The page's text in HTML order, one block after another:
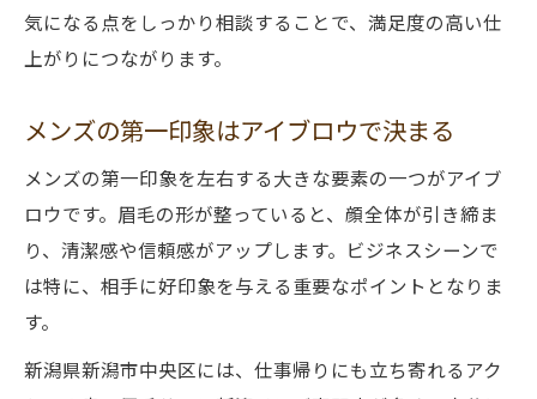
気になる点をしっかり相談することで、満足度の高い仕
上がりにつながります。
メンズの第一印象はアイブロウで決まる
メンズの第一印象を左右する大きな要素の一つがアイブ
ロウです。眉毛の形が整っていると、顔全体が引き締ま
り、清潔感や信頼感がアップします。ビジネスシーンで
は特に、相手に好印象を与える重要なポイントとなりま
す。
新潟県新潟市中央区には、仕事帰りにも立ち寄れるアク